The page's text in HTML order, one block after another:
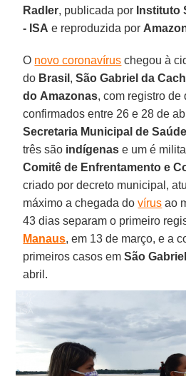
Radler, publicada por Instituto
- ISAe reproduzida por
O novo coronavírus chegou à
do Brasil ,São Gabriel da
do Amazonas, com registro de
confirmados entre 26 e 28 de
Secretaria Municipal de Saúde
três são indígenas e um é
Comitê de Enfrentamento e
criado por decreto municipal,
máximo a chegada dovírus ao
43 dias separam o primeiro
Manaus, em 13 de março, e a
primeiros casos emSão Gabriel
abril.